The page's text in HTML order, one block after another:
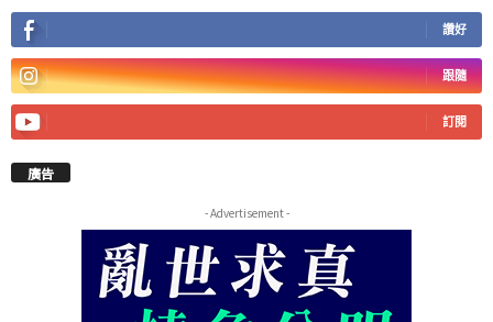
讚好
跟隨
訂閱
廣告
- Advertisement -